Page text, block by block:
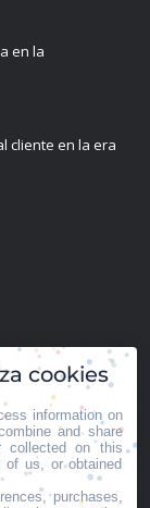
en la
cliente en la era
cookies
information on
and share
collected on this
of us, or obtained
purchases,